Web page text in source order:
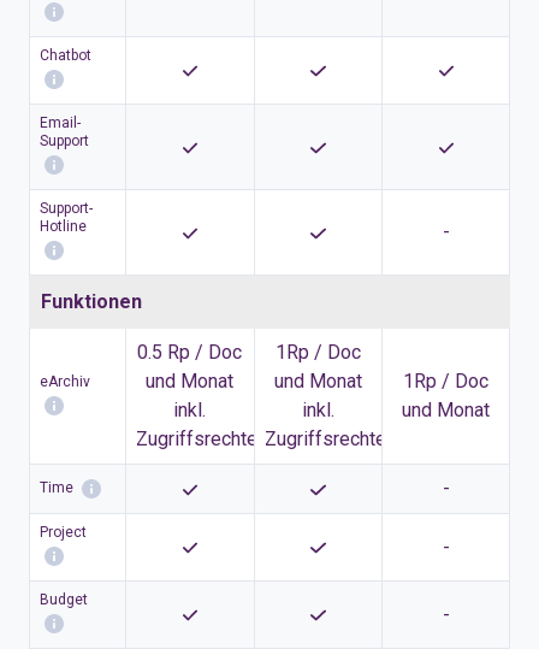
Chatbot
Email-
Support
Support-
Hotline
-
Funktionen
eArchiv
0.5 Rp / Doc
und Monat
inkl.
Zugriffsrechten
1Rp / Doc
und Monat
inkl.
Zugriffsrechte
1Rp / Doc
und Monat
Time -
Project
-
Budget
-